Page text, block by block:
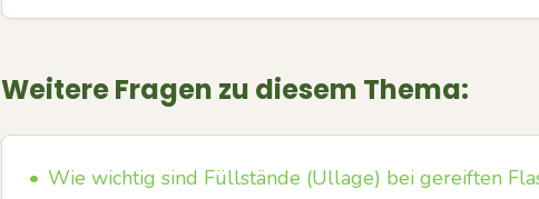
Weitere Fragen zu diesem Thema:
• Wie wichtig sind Füllstände (Ullage) bei gereiften